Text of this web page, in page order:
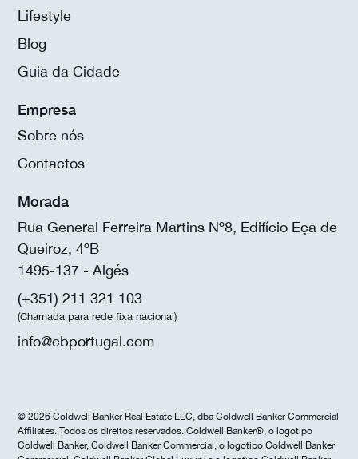
Lifestyle
Blog
Guia da Cidade
Empresa
Sobre nós
Contactos
Morada
Rua General Ferreira Martins Nº8, Edifício Eça de
Queiroz, 4ºB
1495-137 - Algés
(+351) 211 321 103
(Chamada para rede fixa nacional)
info@cbportugal.com
© 2026 Coldwell Banker Real Estate LLC, dba Coldwell Banker Commercial
Affiliates. Todos os direitos reservados. Coldwell Banker®, o logotipo
Coldwell Banker, Coldwell Banker Commercial, o logotipo Coldwell Banker